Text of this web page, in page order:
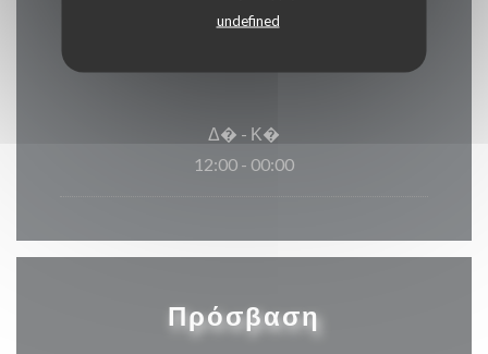
undefined
Ώρες λειτουργίας
Δ� - Κ�
12:00 - 00:00
Πρόσβαση